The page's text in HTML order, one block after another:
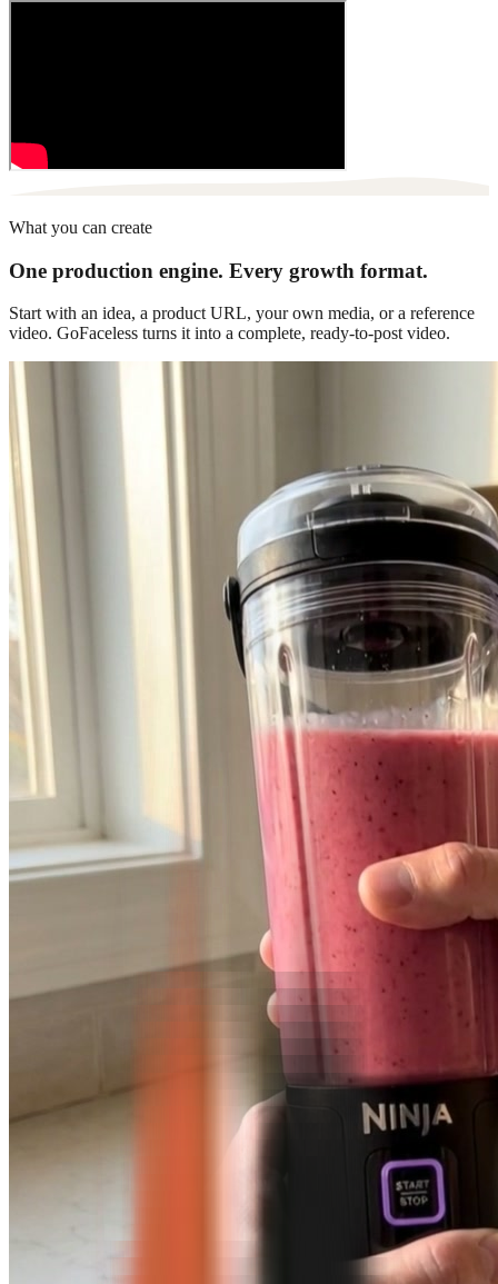
What you can create
One production engine. Every growth format.
Start with an idea, a product URL, your own media, or a reference
video. GoFaceless turns it into a complete, ready-to-post video.